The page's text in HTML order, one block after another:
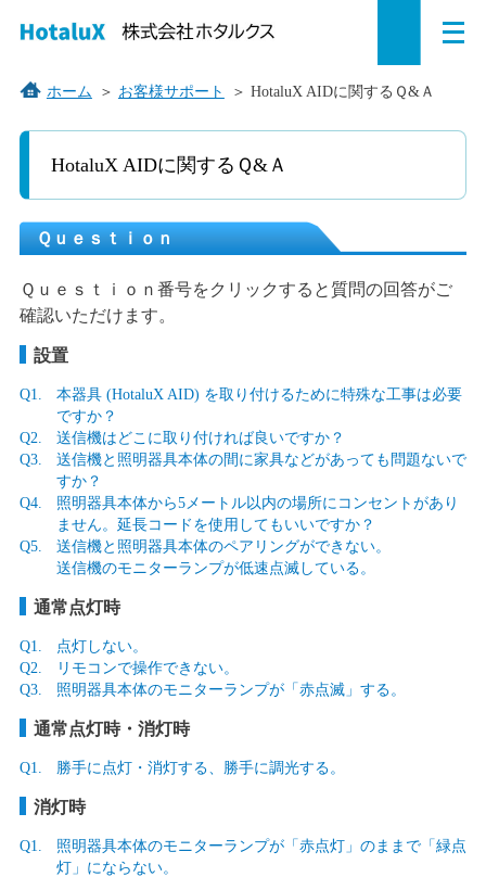
す。
る。
す。
す。
メ
ニ
で。
ホーム ＞ お客様サポート ＞ HotaluX AIDに関するＱ&Ａ
HotaluX AIDに関するＱ&Ａ
Ｑｕｅｓｔｉｏｎ
Ｑｕｅｓｔｉｏｎ番号をクリックすると質問の回答がご
確認いただけます。
設置
Q1.
本器具 (HotaluX AID) を取り付けるために特殊な工事は必要
ですか？
Q2.
送信機はどこに取り付ければ良いですか？
Q3.
送信機と照明器具本体の間に家具などがあっても問題ないで
すか？
Q4.
照明器具本体から5メートル以内の場所にコンセントがあり
ません。延長コードを使用してもいいですか？
Q5.
送信機と照明器具本体のペアリングができない。
送信機のモニターランプが低速点滅している。
通常点灯時
Q1.
点灯しない。
Q2.
リモコンで操作できない。
Q3.
照明器具本体のモニターランプが「赤点滅」する。
通常点灯時・消灯時
Q1. 勝手に点灯・消灯する、勝手に調光する。
消灯時
Q1.
照明器具本体のモニターランプが「赤点灯」のままで「緑点
灯」にならない。